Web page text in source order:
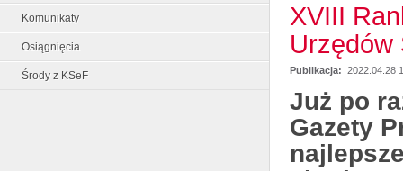
Komunikaty
Osiągnięcia
Środy z KSeF
XVIII
Urzędów
Publikacja: 2022.04.28
Już po
Gazety